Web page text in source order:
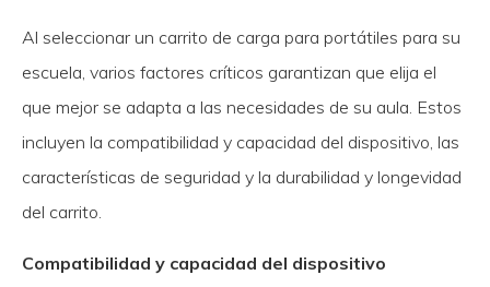
Al seleccionar un carrito de carga para portátiles para su
escuela, varios factores críticos garantizan que elija el
que mejor se adapta a las necesidades de su aula. Estos
incluyen la compatibilidad y capacidad del dispositivo, las
características de seguridad y la durabilidad y longevidad
del carrito.
Compatibilidad y capacidad del dispositivo